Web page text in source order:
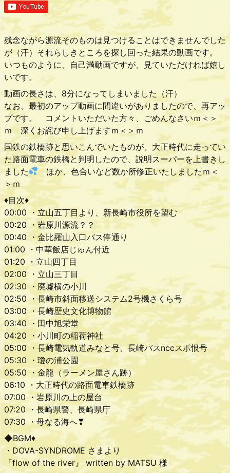
残念ながら源流そのものは見つけることはできませんでした
が（汗）それらしきところを探し回った結果の動画です。
いつものように、自己満動画ですが、見ていただければ嬉し
いです。
動画の長さは、8分になってしまいました（汗）
なお、最初のアップ動画に間違いがありましたので、再アッ
プです。 コメントいただいた方々、ごめんなさいｍ＜＞
ｍ 深くお詫び申し上げますｍ＜＞ｍ
国鉄の鉄橋跡と思いこんでいたものが、大正時代に走ってい
た路面電車の鉄橋と判明したので、説明スーパーを上書きし
ました
ほか、色合いなど数か所修正いたしましたｍ＜
＞ｍ
♦目次♦
00:00 ・立山五丁目より、新長崎市役所を望む
00:20 ・岩原川源流？？
00:40 ・金比羅山入口バス停通り
01:00 ・中華飯店じゅん付近
01:20 ・立山四丁目
02:00 ・立山三丁目
02:30 ・廃墟横の小川
02:50 ・長崎市斜面移送システム2号機さくら号
03:00 ・長崎歴史文化博物館
03:40 ・田中旭栄堂
04:20 ・小川町の稲荷神社
05:00 ・長崎電気軌道みなと号、長崎バスnccスポ恨号
05:30 ・瓊の浦公園
05:50 ・金龍（ラーメン屋さん跡）
06:10 ・大正時代の路面電車鉄橋跡
07:00 ・岩原川の上の屋台
07:20 ・長崎県警、長崎県庁
07:30 ・母なる海へ❣
◆BGM♦
・DOVA-SYNDROME さまより
『flow of the river』 written by MATSU 様